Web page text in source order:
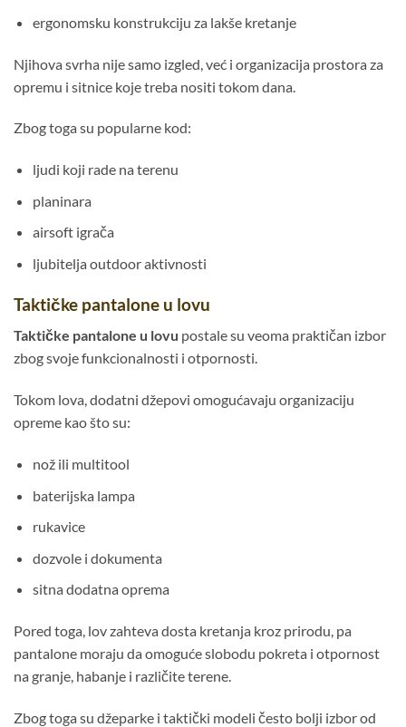
ergonomsku konstrukciju za lakše kretanje
Njihova svrha nije samo izgled, već i organizacija prostora za
opremu i sitnice koje treba nositi tokom dana.
Zbog toga su popularne kod:
ljudi koji rade na terenu
planinara
airsoft igrača
ljubitelja outdoor aktivnosti
Taktičke pantalone u lovu
Taktičke pantalone u lovu postale su veoma praktičan izbor
zbog svoje funkcionalnosti i otpornosti.
Tokom lova, dodatni džepovi omogućavaju organizaciju
opreme kao što su:
nož ili multitool
baterijska lampa
rukavice
dozvole i dokumenta
sitna dodatna oprema
Pored toga, lov zahteva dosta kretanja kroz prirodu, pa
pantalone moraju da omoguće slobodu pokreta i otpornost
na granje, habanje i različite terene.
Zbog toga su džeparke i taktički modeli često bolji izbor od